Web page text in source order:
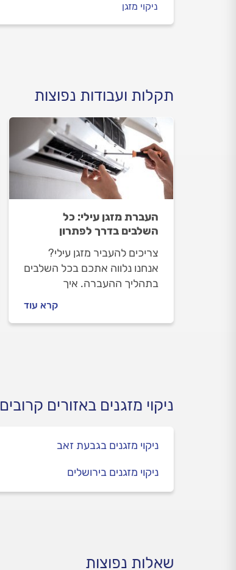
ניקוי מזגן
תקלות ועבודות נפוצות
העברת מזגן עילי: כל
השלבים בדרך לפתרון
צריכים להעביר מזגן עילי?
אנחנו נלווה אתכם בכל השלבים
בתהליך ההעברה. איך
לפני העבודה ובמהלכה וכמה
עולה להעביר מזגן עילי? כל
קרא עוד
ניקוי מזגנים באזורים קרובים
ניקוי מזגנים בגבעת זאב
ניקוי מזגנים בירושלים
שאלות נפוצות